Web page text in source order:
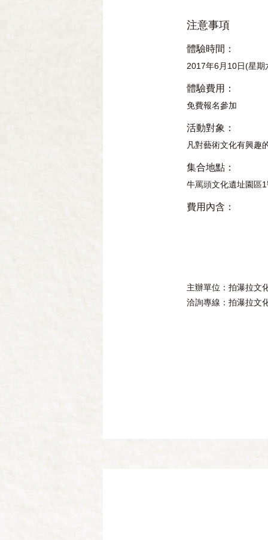
注意事項
體驗時間：
2017年6月10日(星期
體驗費用：
免費報名參加
活動對象：
凡對藝術文化有興趣
集合地點：
牛罵頭文化遺址園區
費用內含：
主辦單位：拍瀑拉文
洽詢專線：拍瀑拉文